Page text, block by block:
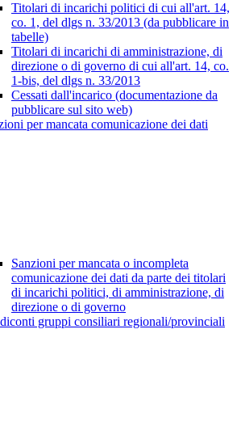
Titolari di incarichi politici di cui all'art. 14,
co. 1, del dlgs n. 33/2013 (da pubblicare in
tabelle)
Titolari di incarichi di amministrazione, di
direzione o di governo di cui all'art. 14, co.
1-bis, del dlgs n. 33/2013
Cessati dall'incarico (documentazione da
pubblicare sul sito web)
per mancata comunicazione dei dati
Sanzioni per mancata o incompleta
comunicazione dei dati da parte dei titolari
di incarichi politici, di amministrazione, di
direzione o di governo
gruppi consiliari regionali/provinciali